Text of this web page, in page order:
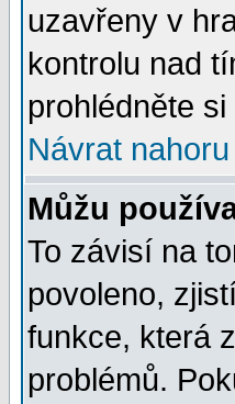
uzavřeny v
kontrolu nad
prohlédněte
Návrat nahoru
Můžu
To závisí na
povoleno,
funkce, která
problémů.